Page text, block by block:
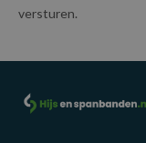
versturen.